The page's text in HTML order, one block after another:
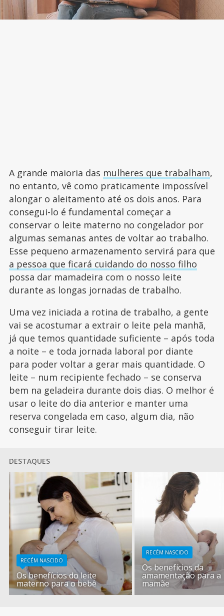
A grande maioria das mulheres que trabalham,
no entanto, vê como praticamente impossível
alongar o aleitamento até os dois anos. Para
consegui-lo é fundamental começar a
conservar o leite materno no congelador por
algumas semanas antes de voltar ao trabalho.
Esse pequeno armazenamento servirá para que
a pessoa que ficará cuidando do nosso filho
possa dar mamadeira com o nosso leite
durante as longas jornadas de trabalho.
Uma vez iniciada a rotina de trabalho, a gente
vai se acostumar a extrair o leite pela manhã,
já que temos quantidade suficiente – após toda
a noite – e toda jornada laboral por diante
para poder voltar a gerar mais quantidade. O
leite – num recipiente fechado – se conserva
bem na geladeira durante dois dias. O melhor é
usar o leite do dia anterior e manter uma
reserva congelada em caso, algum dia, não
conseguir tirar leite.
DESTAQUES
RECÉM NASCIDO
Os benefícios do leite
materno para o bebê
RECÉM NASCIDO
Os benefícios da
amamentação para a
mamãe